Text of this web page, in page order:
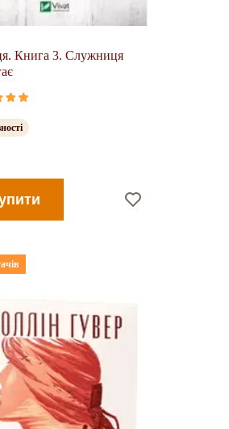
Книга 3. Служниця